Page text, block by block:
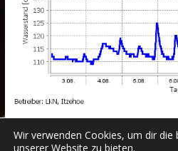
Wir verwenden Cookies, um dir
unserer Website zu bieten.